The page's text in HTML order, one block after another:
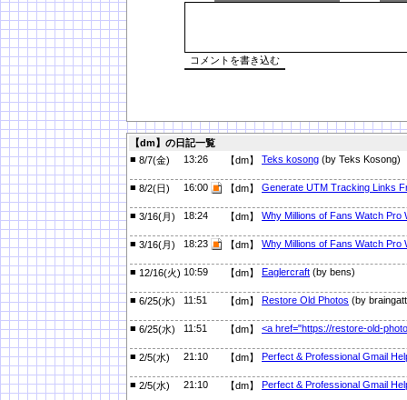
【dm】の日記一覧
■ 8/7(金) 13:26 【dm】 Teks kosong (by Teks Kosong)
■ 8/2(日) 16:00 【dm】 Generate UTM Tracking Links
■ 3/16(月) 18:24 【dm】 Why Millions of Fans Watch Pro
■ 3/16(月) 18:23 【dm】 Why Millions of Fans Watch Pro
■ 12/16(火) 10:59 【dm】 Eaglercraft (by bens)
■ 6/25(水) 11:51 【dm】 Restore Old Photos (by
■ 6/25(水) 11:51 【dm】 <a href="https://restore-old-
■ 2/5(水) 21:10 【dm】 Perfect & Professional Gmail
■ 2/5(水) 21:10 【dm】 Perfect & Professional Gmail